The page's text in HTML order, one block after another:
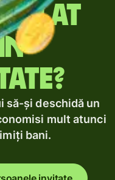
să-și deschidă un
mult atunci
bani.